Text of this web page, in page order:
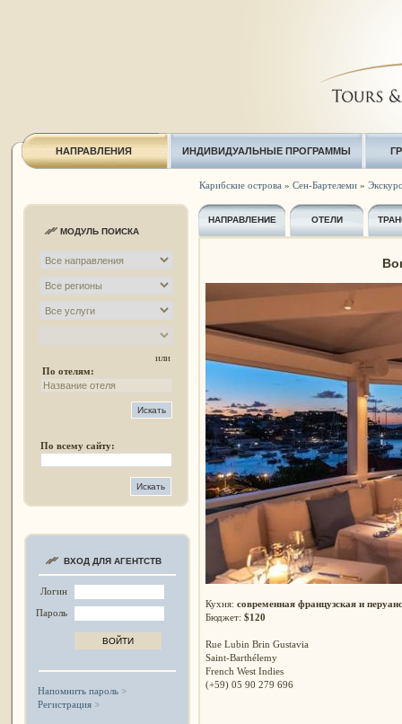
НАПРАВЛЕНИЯ ИНДИВИДУАЛЬНЫЕ ПРОГРАММЫ
МОДУЛЬ ПОИСКА
или
По отелям:
По всему сайту:
ВХОД ДЛЯ АГЕНТСТВ
Логин
Пароль
Напомнить пароль
Регистрация
Карибские острова » Сен-Бартелеми»
НАПРАВЛЕНИЕ ОТЕЛИ
Кухня: современная французская и
Бюджет: $120
Rue Lubin Brin Gustavia
Saint-Barthélemy
French West Indies
(+59) 05 90 279 696